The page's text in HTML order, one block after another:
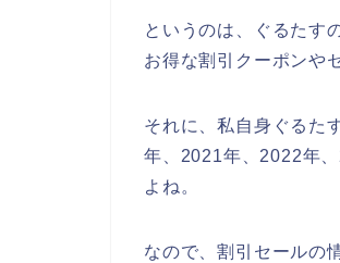
というのは、ぐるたす
お得な割引クーポンや
それに、私自身ぐるた
年、2021年、2022年
よね。
なので、割引セールの